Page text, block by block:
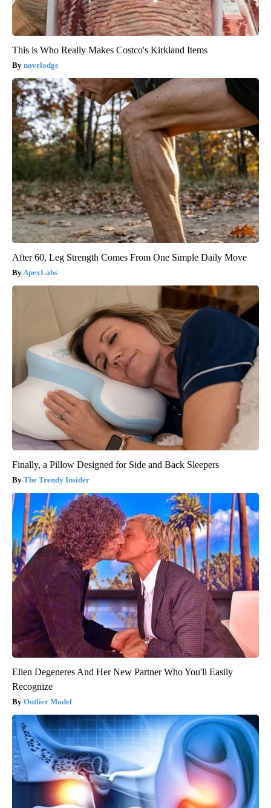
This is Who Really Makes Costco's Kirkland Items
novelodge
After 60, Leg Strength Comes From One Simple Daily Move
ApexLabs
Finally, a Pillow Designed for Side and Back Sleepers
The Trendy Insider
Ellen Degeneres And Her New Partner Who You'll Easily
Recognize
Outlier Model